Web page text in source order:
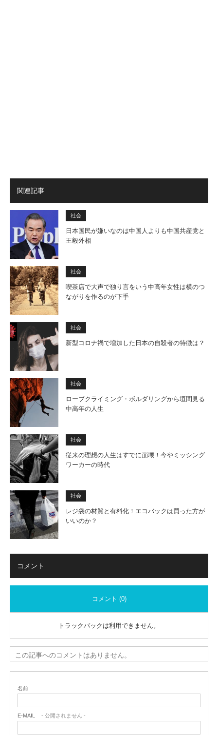
関連記事
社会
日本国民が嫌いなのは中国人よりも中国共産党と
王毅外相
社会
喫茶店で大声で独り言をいう中高年女性は横のつ
ながりを作るのが下手
社会
新型コロナ禍で増加した日本の自殺者の特徴は？
社会
ロープクライミング・ボルダリングから垣間見る
中高年の人生
社会
従来の理想の人生はすでに崩壊！今やミッシング
ワーカーの時代
社会
レジ袋の材質と有料化！エコバックは買った方が
いいのか？
コメント
コメント (0)
トラックバックは利用できません。
この記事へのコメントはありません。
名前
E-MAIL - 公開されません -